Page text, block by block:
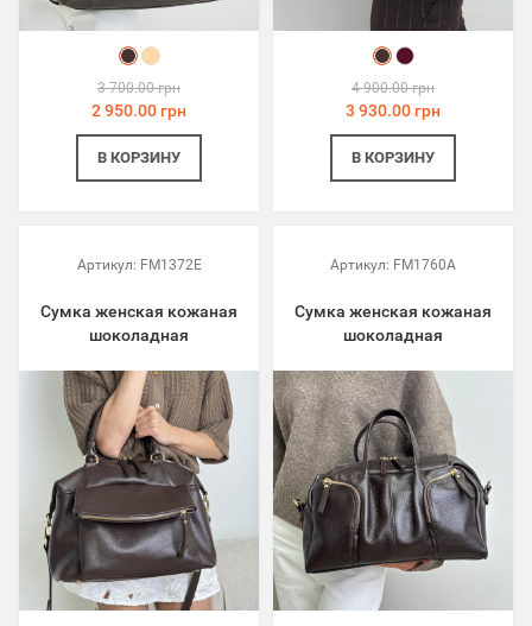
3 700.00 грн
2 950.00 грн
В КОРЗИНУ
4 900.00 грн
3 930.00 грн
В КОРЗИНУ
Артикул: FM1372E
Сумка женская кожаная
шоколадная
Артикул: FM1760A
Сумка женская кожаная
шоколадная